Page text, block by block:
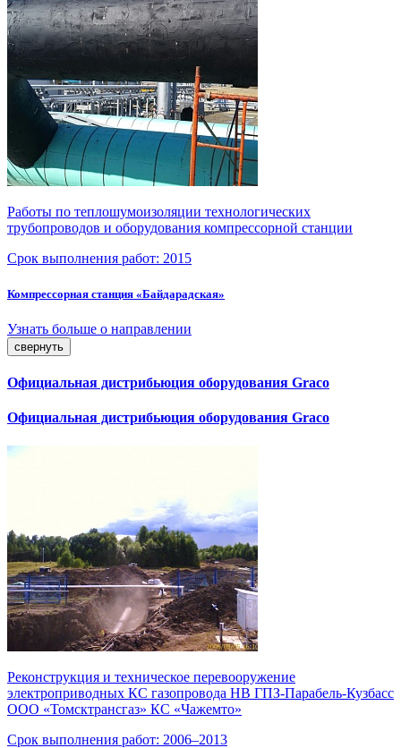
Работы по теплошумоизоляции технологических
трубопроводов и оборудования компрессорной станции
Срок выполнения работ: 2015
Компрессорная станция «Байдарадская»
Узнать больше о направлении
свернуть
Официальная дистрибьюция оборудования Graco
Официальная дистрибьюция оборудования Graco
Реконструкция и техническое перевооружение
электроприводных КС газопровода НВ ГПЗ-Парабель-Кузбасс
ООО «Томсктрансгаз» КС «Чажемто»
Срок выполнения работ: 2006–2013